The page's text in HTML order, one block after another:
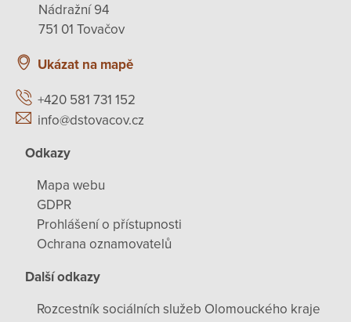
Nádražní 94
751 01 Tovačov
Ukázat na mapě
+420 581 731 152
info@dstovacov.cz
Odkazy
Mapa webu
GDPR
Prohlášení o přístupnosti
Ochrana oznamovatelů
Další odkazy
Rozcestník sociálních služeb Olomouckého kraje